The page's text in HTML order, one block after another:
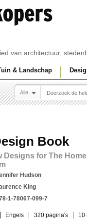
van architectuur,
& Landschap
Alle
Book
Designs for The
Hudson
King
1-78067-099-7
Engels 320 pagina's 10